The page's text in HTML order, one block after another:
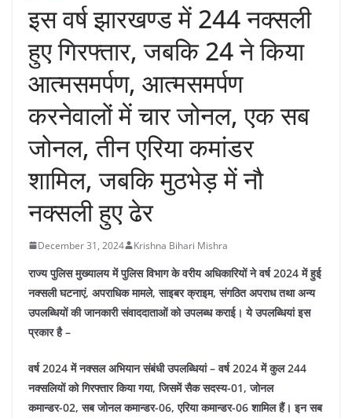
इस वर्ष झारखण्ड में 244 नक्सली
हुए गिरफ्तार, जबकि 24 ने किया
आत्मसमर्पण, आत्मसमर्पण
करनेवालों में चार जोनल, एक सब
जोनल, तीन एरिया कमांडर
शामिल, जबकि मुठभेड़ में नौ
नक्सली हुए ढेर
December 31, 2024 Krishna Bihari Mishra
राज्य पुलिस मुख्यालय में पुलिस विभाग के वरीय अधिकारियों ने वर्ष 2024 में हुई
नक्सली घटनाएं, अपराधिक मामले, साइबर क्राइम, संगठित अपराध तथा अन्य
उपलब्धियों की जानकारी संवाददाताओं को उपलब्ध कराई। ये उपलब्धियां इस
प्रकार है –
वर्ष 2024 में नक्सल अभियान संबंधी उपलब्धियां –वर्ष 2024 में कुल 244
नक्सलियों को गिरफ्तार किया गया, जिसमें सैक सदस्य-01, जोनल
कमान्डर-02, सब जोनल कमान्डर-06, एरिया कमान्डर-06 शामिल हैं। इन सब